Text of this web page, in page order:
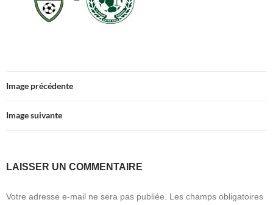
Image précédente
Image suivante
LAISSER UN COMMENTAIRE
Votre adresse e-mail ne sera pas publiée.
Les champs obligatoires